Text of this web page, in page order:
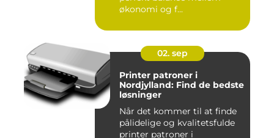
økonomi og f...
02. sep
Printer patroner i
Nordjylland: Find de bedste
løsninger
Når det kommer til at finde
pålidelige og kvalitetsfulde
printer patroner i